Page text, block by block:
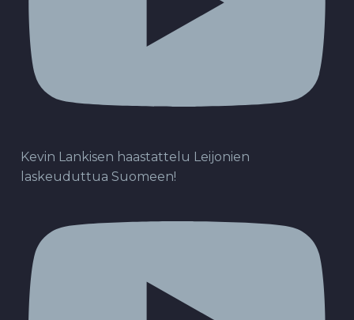
Kevin Lankisen haastattelu Leijonien
laskeuduttua Suomeen!